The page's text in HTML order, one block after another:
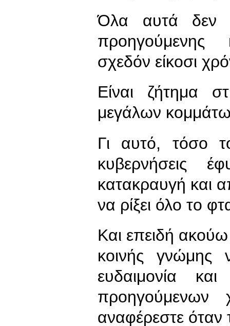
Όλα αυτά δεν
σχεδόν είκοσι
Είναι ζήτημα
μεγάλων
Γι αυτό, τόσο
κυβερνήσεις
κατακραυγή και
να ρίξει όλο το
Και επειδή
κοινής γνώμης
ευδαιμονία
προηγούμενων
αναφέρεστε όταν